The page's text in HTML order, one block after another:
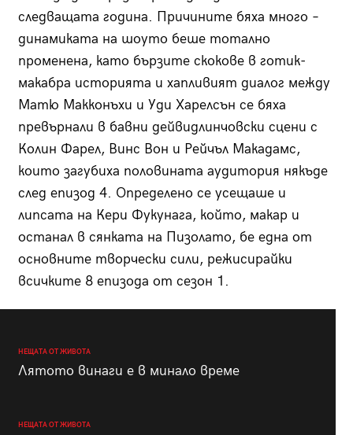
следващата година. Причините бяха много –
динамиката на шоуто беше тотално
променена, като бързите скокове в готик-
макабра историята и хапливият диалог между
Матю Макконъхи и Уди Харелсън се бяха
превърнали в бавни дейвидлинчовски сцени с
Колин Фарел, Винс Вон и Рейчъл Макадамс,
които загубиха половината аудитория някъде
след епизод 4. Определено се усещаше и
липсата на Кери Фукунага, който, макар и
останал в сянката на Пизолато, бе една от
основните творчески сили, режисирайки
всичките 8 епизода от сезон 1.
НЕЩАТА ОТ ЖИВОТА
Лятото винаги е в минало време
НЕЩАТА ОТ ЖИВОТА